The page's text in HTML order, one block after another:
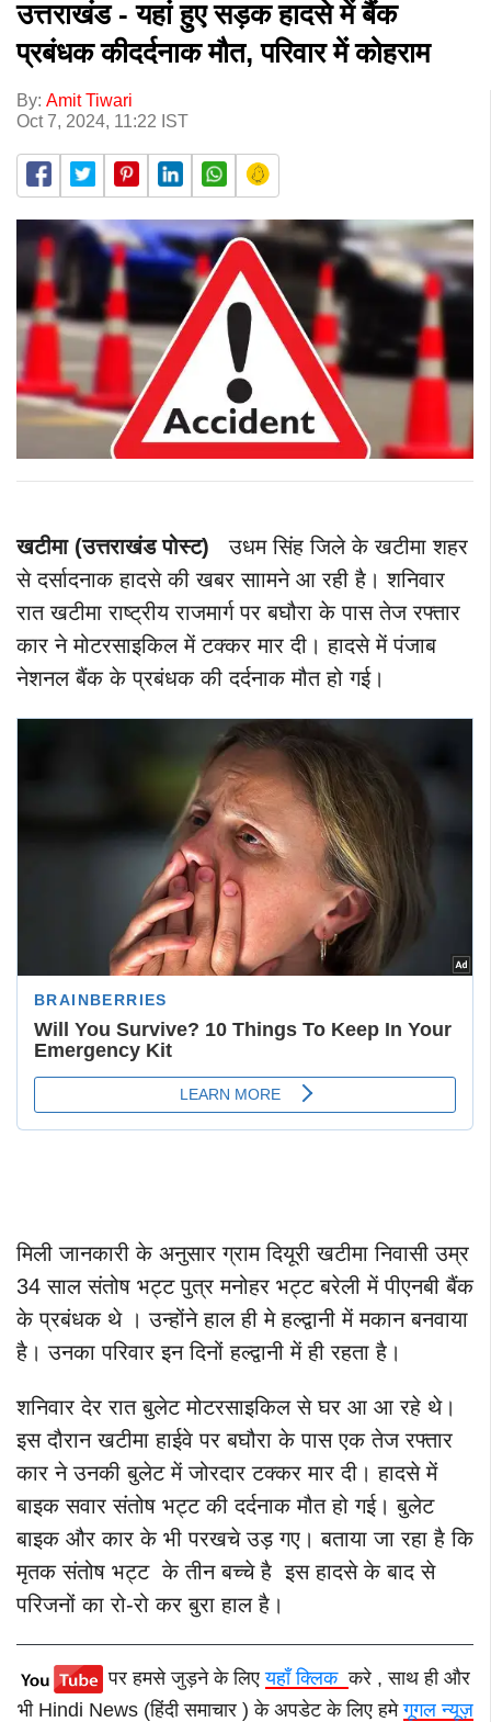
उत्तराखंड - यहां हुए सड़क हादसे में बैंक
प्रबंधक कीदर्दनाक मौत, परिवार में कोहराम
By: Amit Tiwari
Oct 7, 2024, 11:22 IST
खटीमा (उत्तराखंड पोस्ट) उधम सिंह जिले के खटीमा शहर
से दर्सादनाक हादसे की खबर साामने आ रही है। शनिवार
रात खटीमा राष्ट्रीय राजमार्ग पर बघौरा के पास तेज रफ्तार
कार ने मोटरसाइकिल में टक्कर मार दी। हादसे में पंजाब
नेशनल बैंक के प्रबंधक की दर्दनाक मौत हो गई।
मिली जानकारी के अनुसार ग्राम दियूरी खटीमा निवासी उम्र
34 साल संतोष भट्ट पुत्र मनोहर भट्ट बरेली में पीएनबी बैंक
के प्रबंधक थे । उन्होंने हाल ही मे हल्द्वानी में मकान बनवाया
है। उनका परिवार इन दिनों हल्द्वानी में ही रहता है।
शनिवार देर रात बुलेट मोटरसाइकिल से घर आ आ रहे थे।
इस दौरान खटीमा हाईवे पर बघौरा के पास एक तेज रफ्तार
कार ने उनकी बुलेट में जोरदार टक्कर मार दी। हादसे में
बाइक सवार संतोष भट्ट की दर्दनाक मौत हो गई। बुलेट
बाइक और कार के भी परखचे उड़ गए। बताया जा रहा है कि
मृतक संतोष भट्ट के तीन बच्चे है इस हादसे के बाद से
परिजनों का रो-रो कर बुरा हाल है।
पर हमसे जुड़ने के लिएयहाँ क्लिककरे , साथ ही और
भी Hindi News (हिंदी समाचार ) के अपडेट के लिए हमेगूगल न्यूज़